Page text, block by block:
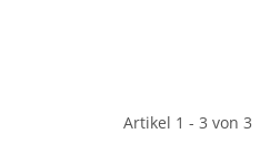
Artikel 1 - 3 von 3